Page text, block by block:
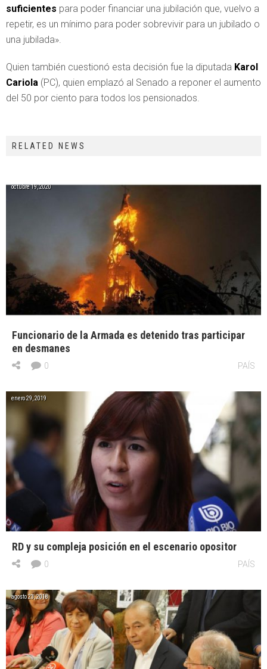
suficientes para poder financiar una jubilación que, vuelvo a
repetir, es un mínimo para poder sobrevivir para un jubilado o
una jubilada».
Quien también cuestionó esta decisión fue la diputada Karol
Cariola (PC), quien emplazó al Senado a reponer el aumento
del 50 por ciento para todos los pensionados.
RELATED NEWS
octubre 19, 2020
Funcionario de la Armada es detenido tras participar
en desmanes
PAÍS
0
enero 29, 2019
RD y su compleja posición en el escenario opositor
PAÍS
0
agosto 23, 2018